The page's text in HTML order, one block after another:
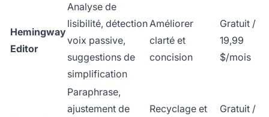
Hemingway
Editor
Analyse de
lisibilité, détection
voix passive,
suggestions de
simplification
Améliorer
clarté et
concision
Gratuit /
19,99
$/mois
Paraphrase,
ajustement de
Recyclage et
Gratuit /